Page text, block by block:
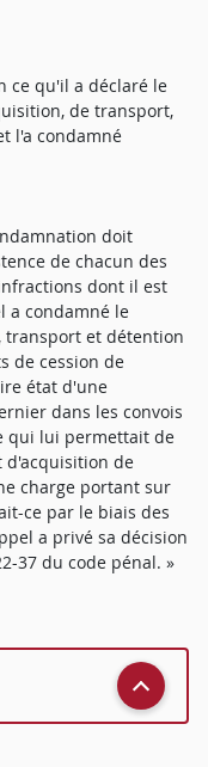
ce qu'il a déclaré le
de transport,
l'a condamné
doit
de chacun des
dont il est
a condamné le
et détention
de cession de
état d'une
dans les convois
qui lui permettait de
d'acquisition de
charge portant sur
ce par le biais des
a privé sa décision
37 du code pénal. »